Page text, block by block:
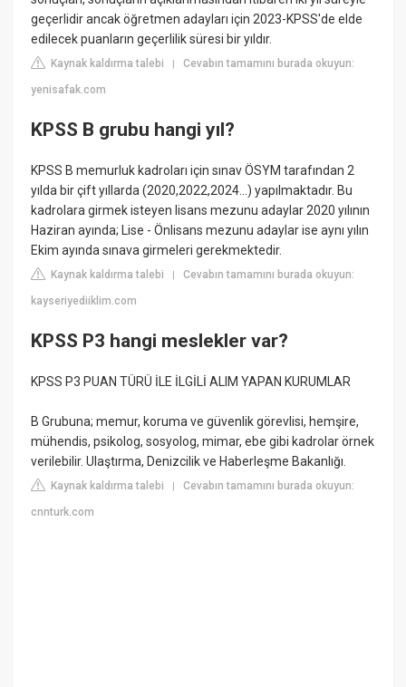
geçerlidir ancak öğretmen adayları için 2023-KPSS'de elde
edilecek puanların geçerlilik süresi bir yıldır.
Kaynak kaldırma talebi |Cevabın tamamını burada okuyun:
yenisafak.com
KPSS B grubu hangi yıl?
KPSS B memurluk kadroları için sınav ÖSYM tarafından 2
yılda bir çift yıllarda (2020,2022,2024...) yapılmaktadır. Bu
kadrolara girmek isteyen lisans mezunu adaylar 2020 yılının
Haziran ayında; Lise - Önlisans mezunu adaylar ise aynı yılın
Ekim ayında sınava girmeleri gerekmektedir.
Kaynak kaldırma talebi |Cevabın tamamını burada okuyun:
kayseriyediiklim.com
KPSS P3 hangi meslekler var?
KPSS P3 PUAN TÜRÜ İLE İLGİLİ ALIM YAPAN KURUMLAR
B Grubuna; memur, koruma ve güvenlik görevlisi, hemşire,
mühendis, psikolog, sosyolog, mimar, ebe gibi kadrolar örnek
verilebilir. Ulaştırma, Denizcilik ve Haberleşme Bakanlığı.
Kaynak kaldırma talebi |Cevabın tamamını burada okuyun:
cnnturk.com